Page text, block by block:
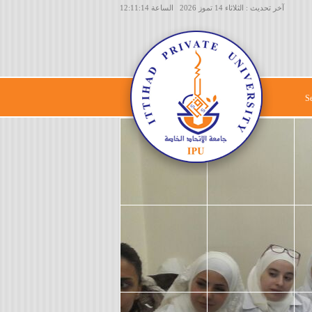
آخر تحديث : الثلاثاء 14 تموز 2026 الساعة 12:11:14